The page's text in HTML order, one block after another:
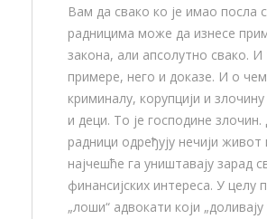
Вам да свако ко је имао посла
радницима може да изнесе
закона, али апсолутно свако.
примере, него и доказе. И о
криминалу, корупцији и
и деци. То је господине злочин.
радници одређују нечији живот
најчешће га уништавају зарад
финансијских интереса. У целу
„лоши“ адвокати који